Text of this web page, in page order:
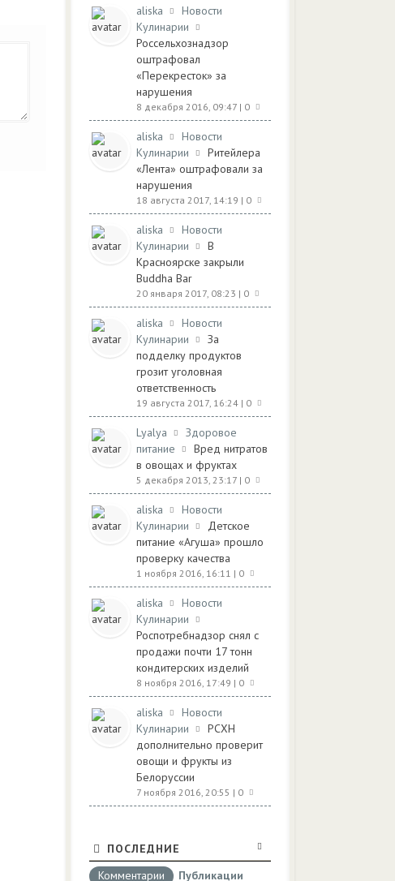
aliska
Новости
Кулинарии
Россельхознадзор
оштрафовал
«Перекресток» за
нарушения
8 декабря 2016, 09:47 | 0
aliska
Новости
Кулинарии
Ритейлера
«Лента» оштрафовали за
нарушения
18 августа 2017, 14:19 | 0
aliska
Новости
Кулинарии
В
Красноярске закрыли
Buddha Bar
20 января 2017, 08:23 | 0
aliska
Новости
Кулинарии
За
подделку продуктов
грозит уголовная
ответственность
19 августа 2017, 16:24 | 0
Lyalya
Здоровое
питание
Вред нитратов
в овощах и фруктах
5 декабря 2013, 23:17 | 0
aliska
Новости
Кулинарии
Детское
питание «Агуша» прошло
проверку качества
1 ноября 2016, 16:11 | 0
aliska
Новости
Кулинарии
Роспотребнадзор снял с
продажи почти 17 тонн
кондитерских изделий
8 ноября 2016, 17:49 | 0
aliska
Новости
Кулинарии
РСХН
дополнительно проверит
овощи и фрукты из
Белоруссии
7 ноября 2016, 20:55 | 0
ПОСЛЕДНИЕ
Комментарии
Публикации